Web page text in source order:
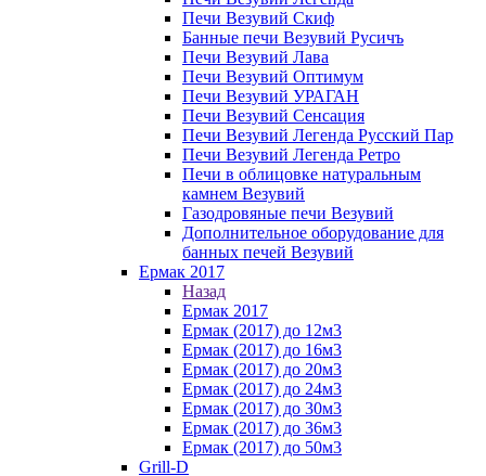
Печи Везувий Скиф
Банные печи Везувий Русичъ
Печи Везувий Лава
Печи Везувий Оптимум
Печи Везувий УРАГАН
Печи Везувий Сенсация
Печи Везувий Легенда Русский Пар
Печи Везувий Легенда Ретро
Печи в облицовке натуральным
камнем Везувий
Газодровяные печи Везувий
Дополнительное оборудование для
банных печей Везувий
Ермак 2017
Назад
Ермак 2017
Ермак (2017) до 12м3
Ермак (2017) до 16м3
Ермак (2017) до 20м3
Ермак (2017) до 24м3
Ермак (2017) до 30м3
Ермак (2017) до 36м3
Ермак (2017) до 50м3
Grill-D